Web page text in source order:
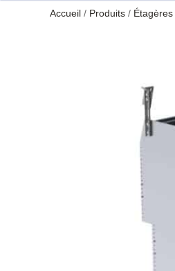
Accueil / Produits / Étagères